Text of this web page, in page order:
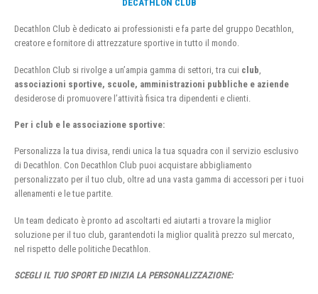
DECATHLON CLUB
Decathlon Club è dedicato ai professionisti e fa parte del gruppo Decathlon,
creatore e fornitore di attrezzature sportive in tutto il mondo.
Decathlon Club si rivolge a un’ampia gamma di settori, tra cui club
associazioni sportive, scuole, amministrazioni pubbliche e aziende
desiderose di promuovere l’attività fisica tra dipendenti e clienti.
Per i club e le associazione sportive:
Personalizza la tua divisa, rendi unica la tua squadra con il servizio esclusivo
di Decathlon. Con Decathlon Club puoi acquistare abbigliamento
personalizzato per il tuo club, oltre ad una vasta gamma di accessori per i tuoi
allenamenti e le tue partite.
Un team dedicato è pronto ad ascoltarti ed aiutarti a trovare la miglior
soluzione per il tuo club, garantendoti la miglior qualità prezzo sul mercato,
nel rispetto delle politiche Decathlon.
SCEGLI IL TUO SPORT ED INIZIA LA PERSONALIZZAZIONE: